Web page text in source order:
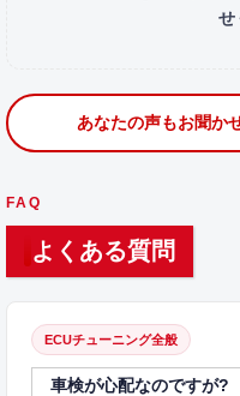
せ
あなたの声もお聞か
FAQ
よくある質問
ECUチューニング全般
車検が心配なのですが?